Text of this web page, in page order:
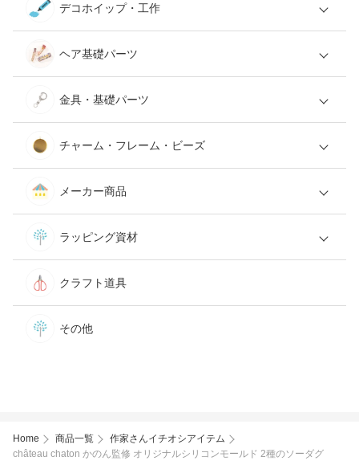
デコホイップ・工作
ヘア基礎パーツ
金具・基礎パーツ
チャーム・フレーム・ビーズ
メーカー商品
ラッピング資材
クラフト道具
その他
Home 商品一覧
作家さんイチオシアイテム
château chaton かのん監修 オリジナルシリコンモールド 2種のソーダグ